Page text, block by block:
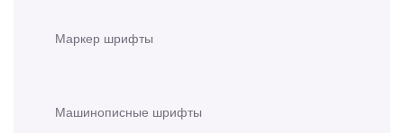
Маркер шрифты
Машинописные шрифты